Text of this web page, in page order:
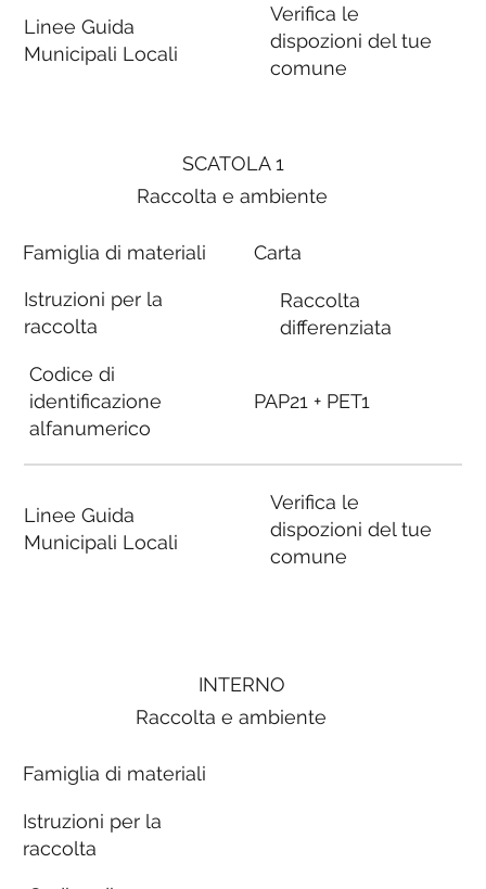
SCATOLA 1
Raccolta e ambiente
Famiglia di materiali
Istruzioni per la
raccolta
Codice di
identificazione
alfanumerico
Linee Guida
Municipali Locali
Carta
Raccolta
differenziata
PAP21 + PET1
Verifica le
dispozioni del tue
comune
Linee Guida
Municipali Locali
Verifica le
dispozioni del tue
comune
INTERNO
Raccolta e ambiente
Famiglia di materiali
Istruzioni per la
raccolta